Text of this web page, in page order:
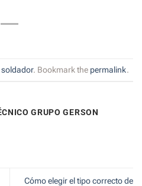
soldador. Bookmark the permalink.
GRUPO GERSON
Cómo elegir el tipo correcto de